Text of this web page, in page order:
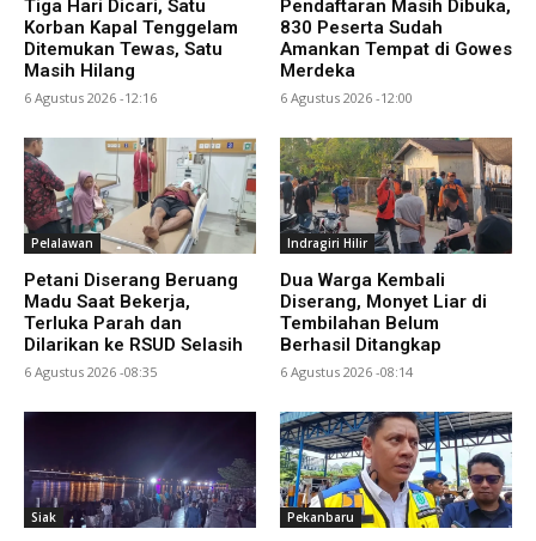
Tiga Hari Dicari, Satu
Korban Kapal Tenggelam
Ditemukan Tewas, Satu
Masih Hilang
6 Agustus 2026 -12:16
Pendaftaran Masih Dibuka,
830 Peserta Sudah
Amankan Tempat di Gowes
Merdeka
6 Agustus 2026 -12:00
Pelalawan
Petani Diserang Beruang
Madu Saat Bekerja,
Terluka Parah dan
Dilarikan ke RSUD Selasih
6 Agustus 2026 -08:35
Indragiri Hilir
Dua Warga Kembali
Diserang, Monyet Liar di
Tembilahan Belum
Berhasil Ditangkap
6 Agustus 2026 -08:14
Siak Pekanbaru